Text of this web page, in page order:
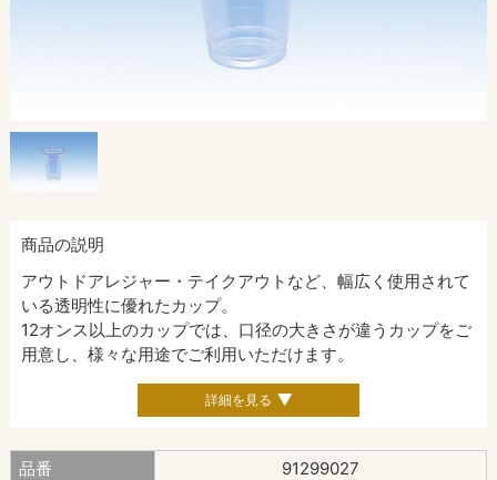
商品の説明
アウトドアレジャー・テイクアウトなど、幅広く使用されて
いる透明性に優れたカップ。
12オンス以上のカップでは、口径の大きさが違うカップをご
用意し、様々な用途でご利用いただけます。
詳細を見る
品番
91299027